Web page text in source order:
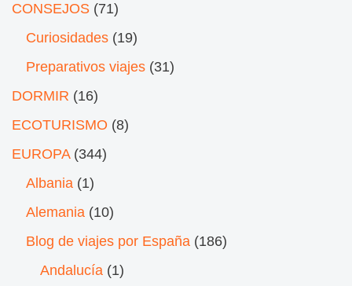
CONSEJOS (71)
Curiosidades (19)
Preparativos viajes (31)
DORMIR (16)
ECOTURISMO (8)
EUROPA(344)
Albania (1)
Alemania (10)
Blog de viajes por España (186)
Andalucía (1)